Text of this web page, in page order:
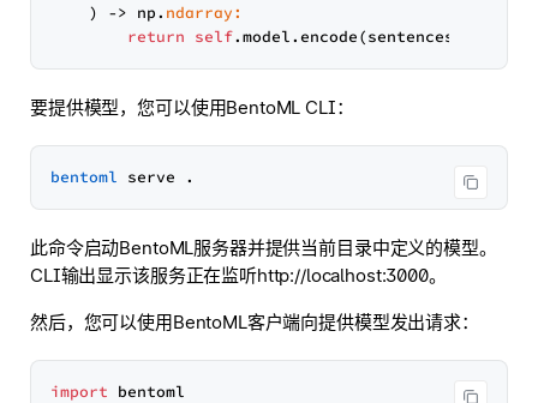
) -> np. ndarray:
return self
要提供模型，您可以使用BentoML CLI：
bentoml
此命令启动BentoML服务器并提供当前目录中定义的模型。
CLI输出显示该服务正在监听http://localhost:3000。
然后，您可以使用BentoML客户端向提供模型发出请求：
import